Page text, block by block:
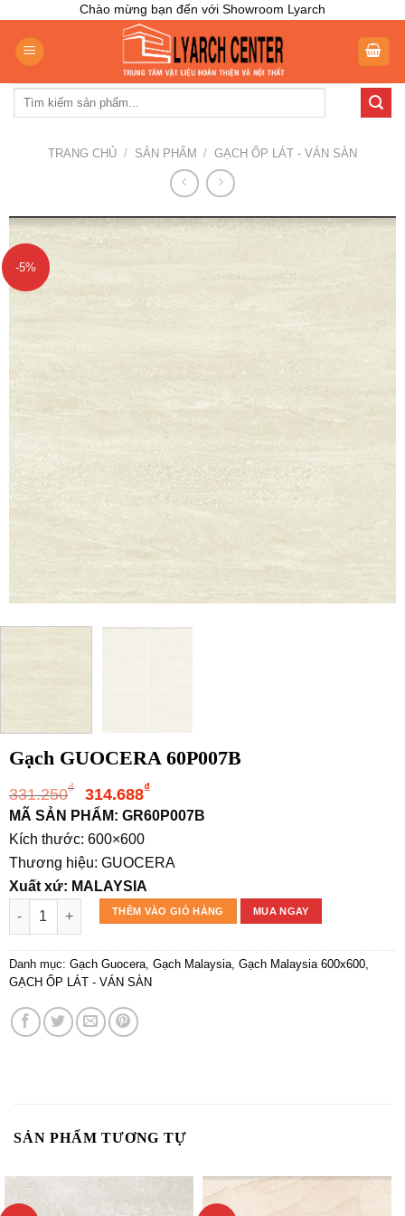
content
Chào mừng bạn đến với Showroom Lyarch
Tìm
TRANG CHỦ / SẢN PHẨM / GẠCH ỐP LÁT - VÁN SÀN
-5%
Gạch GUOCERA 60P007B
331.250₫
Giá
gốc
là:
331.250₫.
314.688₫Giá
hiện
là:
MÃ SẢN PHẨM: GR60P007B
Kích thước: 600×600
Thương hiệu: GUOCERA
Xuất xứ: MALAYSIA
Gạch GUOCERA 60P007B số lượng
THÊM VÀO GIỎ HÀNG MUA NGAY
Danh mục: Gạch Guocera Gạch Malaysia Gạch Malaysia 600x600
GẠCH ỐP LÁT - VÁN SÀN
SẢN PHẨM TƯƠNG TỰ